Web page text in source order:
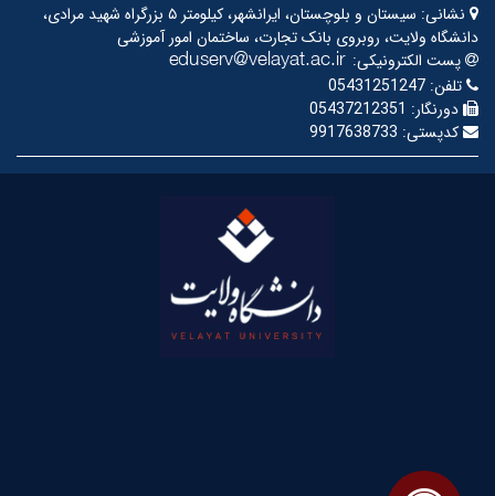
نشانی:
سیستان و بلوچستان، ایرانشهر، کیلومتر ۵ بزرگراه شهید مرادی،
دانشگاه ولایت، روبروی بانک تجارت، ساختمان امور آموزشی
پست الکترونیکی:
تلفن: 05431251247
دورنگار: 05437212351
کدپستی: 9917638733